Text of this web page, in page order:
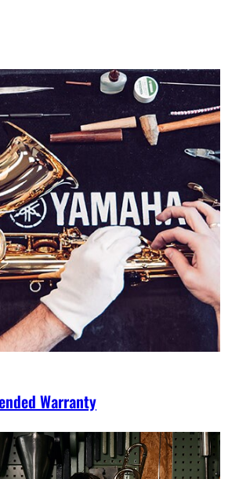
Warranty